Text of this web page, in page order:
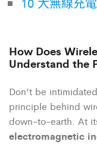
How Does
Understand the
Don’t be
principle behind
down-to-earth. At
electromagnetic